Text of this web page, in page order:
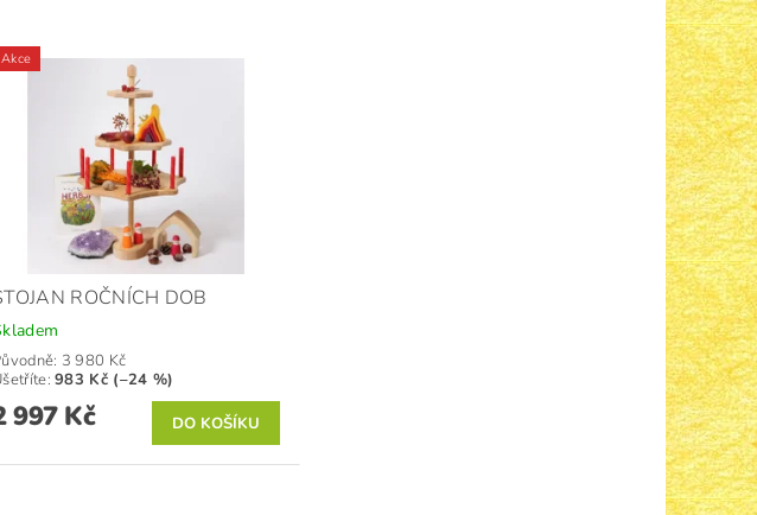
Akce
ROČNÍCH DOB
3 980 Kč
:983 Kč (–24 %)
997 Kč